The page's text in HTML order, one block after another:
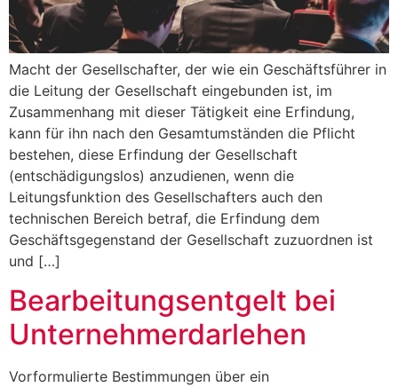
Macht der Gesellschafter, der wie ein Geschäftsführer in
die Leitung der Gesellschaft eingebunden ist, im
Zusammenhang mit dieser Tätigkeit eine Erfindung,
kann für ihn nach den Gesamtumständen die Pflicht
bestehen, diese Erfindung der Gesellschaft
(entschädigungslos) anzudienen, wenn die
Leitungsfunktion des Gesellschafters auch den
technischen Bereich betraf, die Erfindung dem
Geschäftsgegenstand der Gesellschaft zuzuordnen ist
und […]
Bearbeitungsentgelt bei
Unternehmerdarlehen
Vorformulierte Bestimmungen über ein